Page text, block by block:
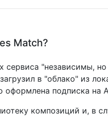
Match?
сервиса "независимы,
в "облако" из
оформлена подписка на
композиций и, в